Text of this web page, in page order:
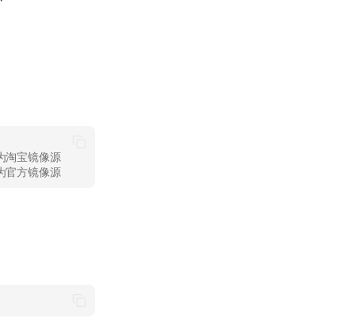
淘宝镜像源
官方镜像源